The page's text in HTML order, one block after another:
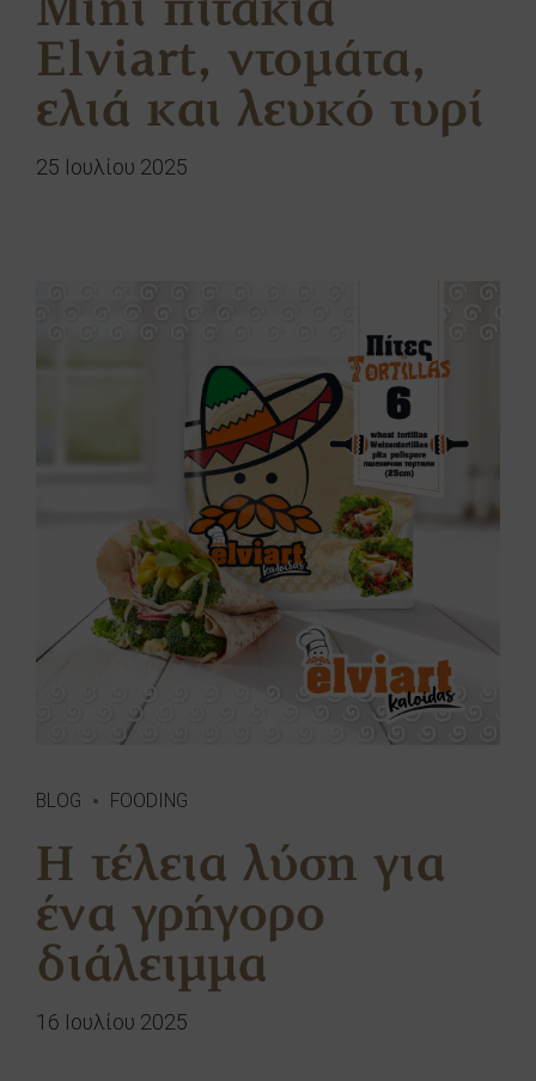
Mini πιτάκια
Elviart, ντομάτα,
ελιά και λευκό τυρί
25 Ιουλίου 2025
BLOG FOODING
Η τέλεια λύση για
ένα γρήγορο
διάλειμμα
16 Ιουλίου 2025